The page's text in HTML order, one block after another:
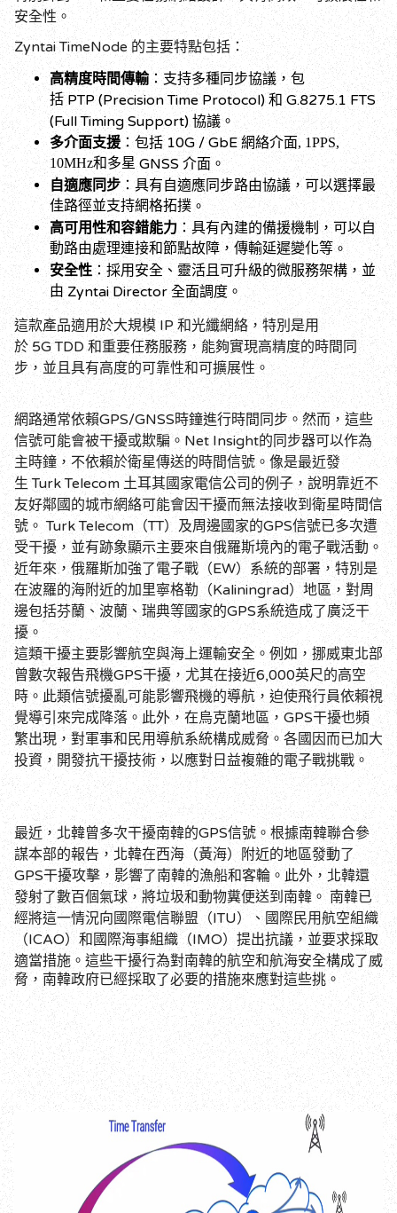
安全性 。
Zyntai TimeNode 的主要特點包括：
高精度時間傳輸：支持多種同步協議，包
括PTP (Precision Time Protocol)和 G.8275.1 FTS
(Full Timing Support) 協議。
多介面支援：包括10G / GbE 網絡介面, 1PPS,
10MHz和多星 GNSS 介面 。
自適應同步 ：具有自適應同步路由協議，可以選擇最
佳路徑並支持網格拓撲 。
高可用性和容錯能力 ：具有內建的備援機制，可以自
動路由處理連接和節點故障，傳輸延遲變化等。
安全性：採用安全、靈活且可升級的微服務架構，並
由 Zyntai Director全面調度 。
這款產品適用於大規模IP 和光纖網絡，特別是用
於5G TDD和重要任務服務，能夠實現高精度的時間同
步，並且具有高度的可靠性和可擴展性 。
網路通常依賴GPS/GNSS時鐘進行時間同步。然而，這些
信號可能會被干擾或欺騙。Net Insight的同步器可以作為
主時鐘，不依賴於衛星傳送的時間信號。像是最近發
生 Turk Telecom 土耳其國家電信公司的例子，說明靠近不
友好鄰國的城市網絡可能會因干擾而無法接收到衛星時間信
號。 Turk Telecom（TT）及周邊國家的GPS信號已多次遭
受干擾，並有跡象顯示主要來自俄羅斯境內的電子戰活動。
近年來，俄羅斯加強了電子戰（EW）系統的部署，特別是
在波羅的海附近的加里寧格勒（Kaliningrad）地區，對周
邊包括芬蘭、波蘭、瑞典等國家的GPS系統造成了廣泛干
擾。
這類干擾主要影響航空與海上運輸安全。例如，挪威東北部
曾數次報告飛機GPS干擾，尤其在接近6,000英尺的高空
時。此類信號擾亂可能影響飛機的導航，迫使飛行員依賴視
覺導引來完成降落。此外，在烏克蘭地區，GPS干擾也頻
繁出現，對軍事和民用導航系統構成威脅。各國因而已加大
投資，開發抗干擾技術，以應對日益複雜的電子戰挑戰 。
最近，北韓曾多次干擾南韓的GPS信號。根據南韓聯合參
謀本部的報告，北韓在西海（黃海）附近的地區發動了
GPS干擾攻擊，影響了南韓的漁船和客輪 。此外，北韓還
發射了數百個氣球，將垃圾和動物糞便送到南韓 。南韓已
經將這一情況向國際電信聯盟（ITU）、國際民用航空組織
（ICAO）和國際海事組織（IMO）提出抗議，並要求採取
適當措施 。 這些干擾行為對南韓的航空和航海安全構成了威
脅，南韓政府已經採取了必要的措施來應對這些挑 。